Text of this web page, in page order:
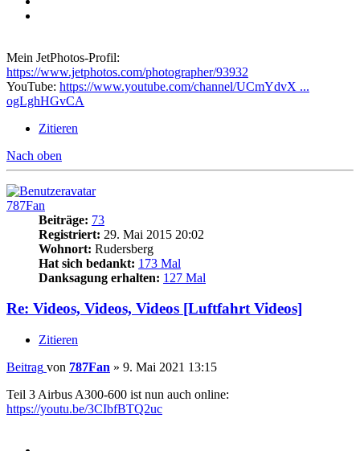
Mein JetPhotos-Profil:
https://www.jetphotos.com/photographer/93932
YouTube: https://www.youtube.com/channel/UCmYdvX ...
ogLghHGvCA
Zitieren
Nach oben
787Fan
Beiträge: 73
Registriert: 29. Mai 2015 20:02
Wohnort: Rudersberg
Hat sich bedankt: 173 Mal
Danksagung erhalten: 127 Mal
Re: Videos, Videos, Videos [Luftfahrt Videos]
Zitieren
Beitrag von 787Fan » 9. Mai 2021 13:15
Teil 3 Airbus A300-600 ist nun auch online:
https://youtu.be/3CIbfBTQ2uc